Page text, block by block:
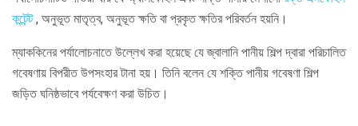
কন্টেন্ট, অনুভূত মাতৃত্ব, অনুভূত ক্ষতি বা প্রকৃত ক্ষতির পরিবর্তন হয়নি।
ম্যাককিনের পর্যালোচনাতে উল্লেখ করা হয়েছে যে জ্বালানি পানীয় শিল্প দ্বারা পরিচালিত
গবেষণায় বিপরীত উপসংহার টানা হয়। তিনি বলেন যে শক্তি পানীয় গবেষণা শিল্প
জড়িত ঘনিষ্ঠভাবে পর্যবেক্ষণ করা উচিত।